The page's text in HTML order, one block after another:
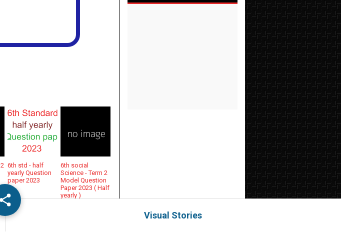
6th std - half
yearly Question
paper 2023
6th social
Science - Term 2
Model Question
Paper 2023 ( Half
yearly )
Visual Stories